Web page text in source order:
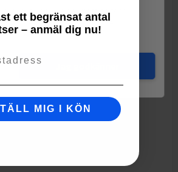
upplevelse, mäta sajtens
medier-koppling använder vi
ett begränsat antal
– anmäl dig nu!
MIG I KÖN